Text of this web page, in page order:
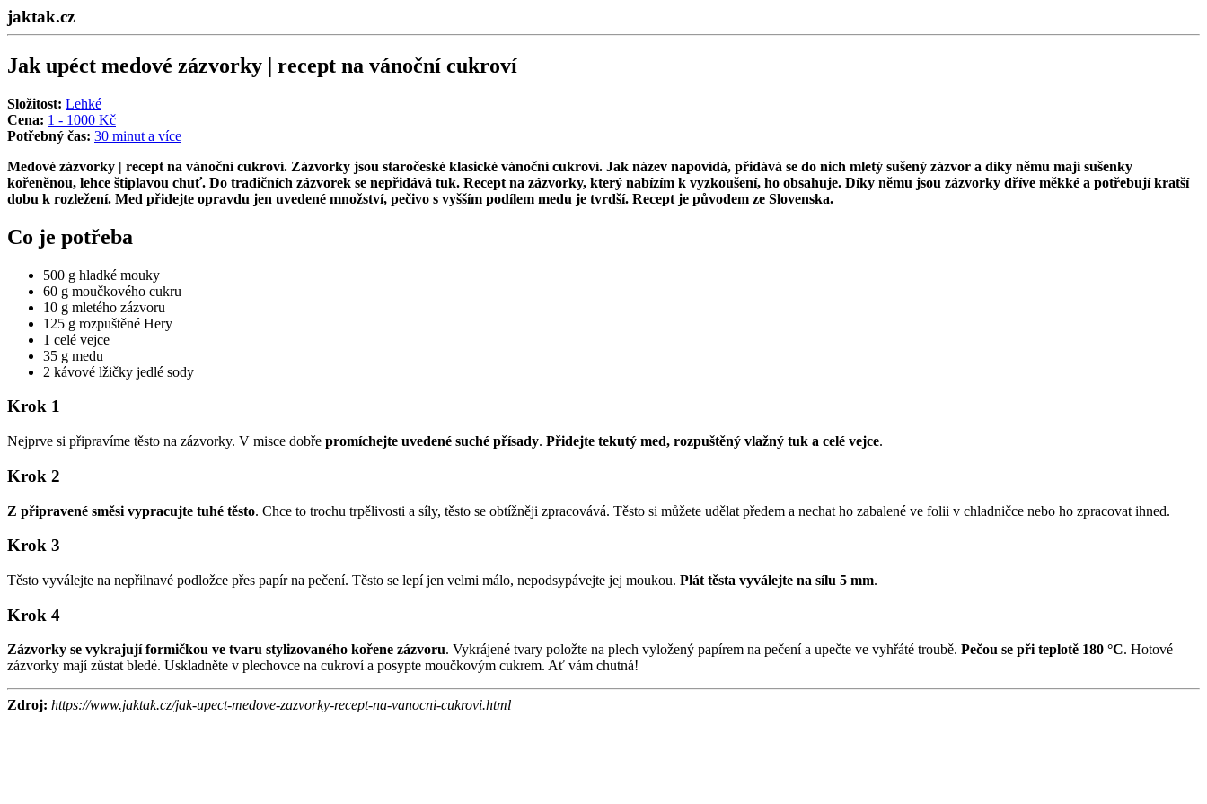
jaktak.cz
Jak upéct medové zázvorky | recept na vánoční cukroví
Složitost: Lehké
Cena: 1 - 1000 Kč
Potřebný čas: 30 minut a více
Medové zázvorky | recept na vánoční cukroví. Zázvorky jsou staročeské klasické vánoční cukroví. Jak název napovídá, přidává se do nich mletý sušený zázvor a díky němu mají sušenky
kořeněnou, lehce štiplavou chuť. Do tradičních zázvorek se nepřidává tuk. Recept na zázvorky, který nabízím k vyzkoušení, ho obsahuje. Díky němu jsou zázvorky dříve měkké a potřebují kratší
dobu k rozležení. Med přidejte opravdu jen uvedené množství, pečivo s vyšším podílem medu je tvrdší. Recept je původem ze Slovenska.
Co je potřeba
500 g hladké mouky
60 g moučkového cukru
10 g mletého zázvoru
125 g rozpuštěné Hery
1 celé vejce
35 g medu
2 kávové lžičky jedlé sody
Krok 1
Nejprve si připravíme těsto na zázvorky. V misce dobře promíchejte uvedené suché přísady. Přidejte tekutý med, rozpuštěný vlažný tuk a celé vejce.
Krok 2
Z připravené směsi vypracujte tuhé těsto. Chce to trochu trpělivosti a síly, těsto se obtížněji zpracovává. Těsto si můžete udělat předem a nechat ho zabalené ve folii v chladničce nebo ho zpracovat ihned.
Krok 3
Těsto vyválejte na nepřilnavé podložce přes papír na pečení. Těsto se lepí jen velmi málo, nepodsypávejte jej moukou. Plát těsta vyválejte na sílu 5 mm.
Krok 4
Zázvorky se vykrajují formičkou ve tvaru stylizovaného kořene zázvoru. Vykrájené tvary položte na plech vyložený papírem na pečení a upečte ve vyhřáté troubě. Pečou se při teplotě 180 °C. Hotové
zázvorky mají zůstat bledé. Uskladněte v plechovce na cukroví a posypte moučkovým cukrem. Ať vám chutná!
Zdroj: https://www.jaktak.cz/jak-upect-medove-zazvorky-recept-na-vanocni-cukrovi.html